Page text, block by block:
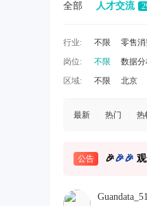
全部 人才交流
行业: 不限 零售
岗位:
不限 数据
区域:
不限 北京
最新 热门 热
公告 🎉🎉🎉